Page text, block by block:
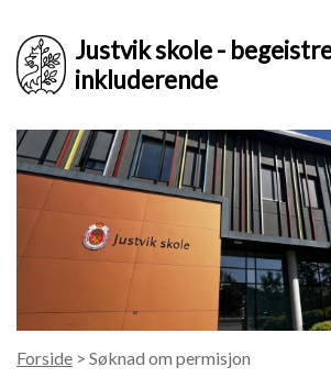
Justvik skole -
inkluderende
Forside > Søknad om permisjon